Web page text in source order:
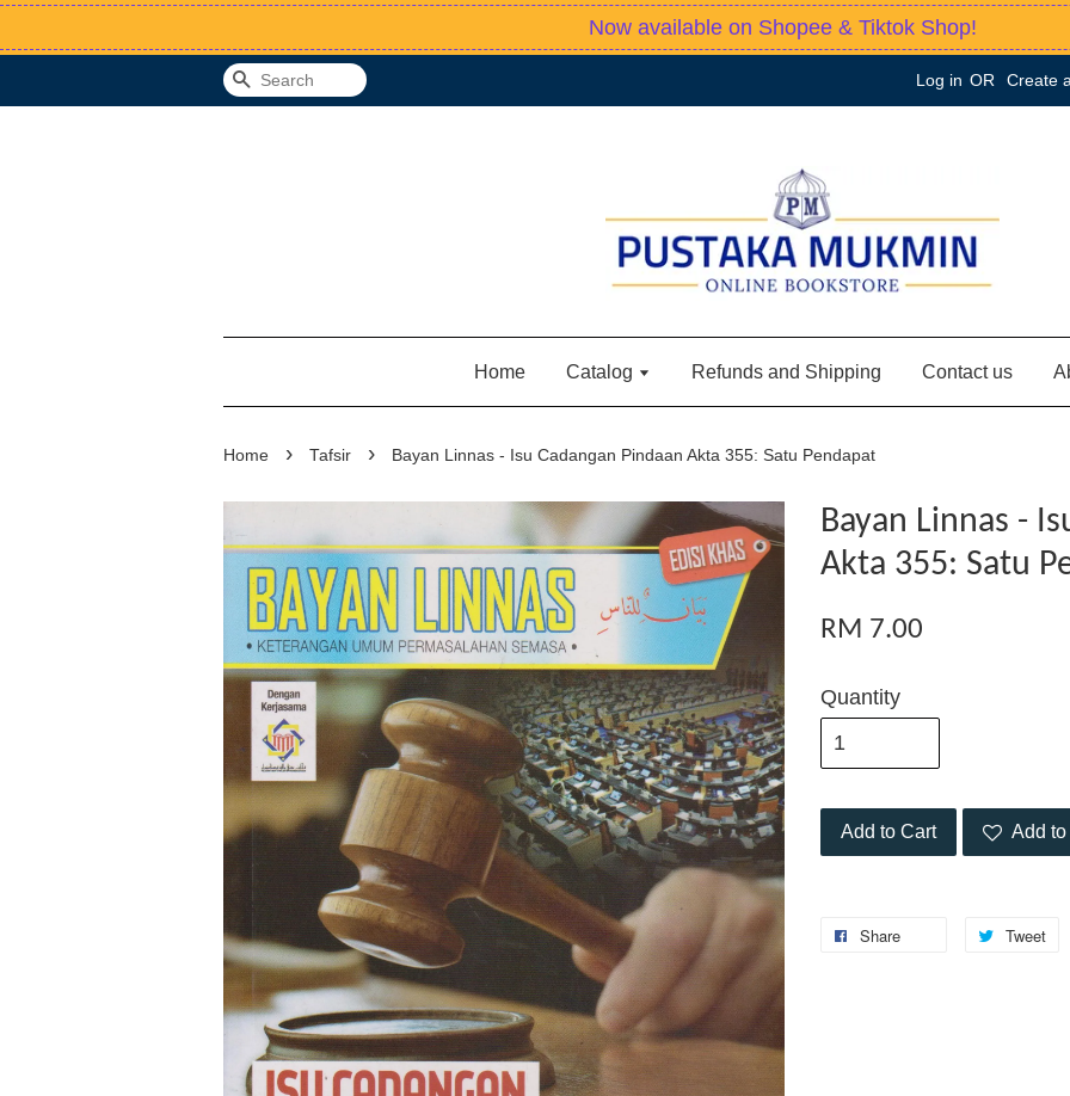
Now available on Shopee & Tiktok Shop!
Search Log in OR Create
Home Catalog Refunds and Shipping Contact us
Home › Tafsir › Bayan Linnas - Isu Cadangan Pindaan Akta 355: Satu Pendapat
Bayan Linnas -
Akta 355: Satu
RM 7.00
Quantity
Add to Cart Add
Share Tweet